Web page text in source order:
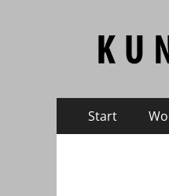
Galerie –
Primäres
Menü
Inhalt
Start